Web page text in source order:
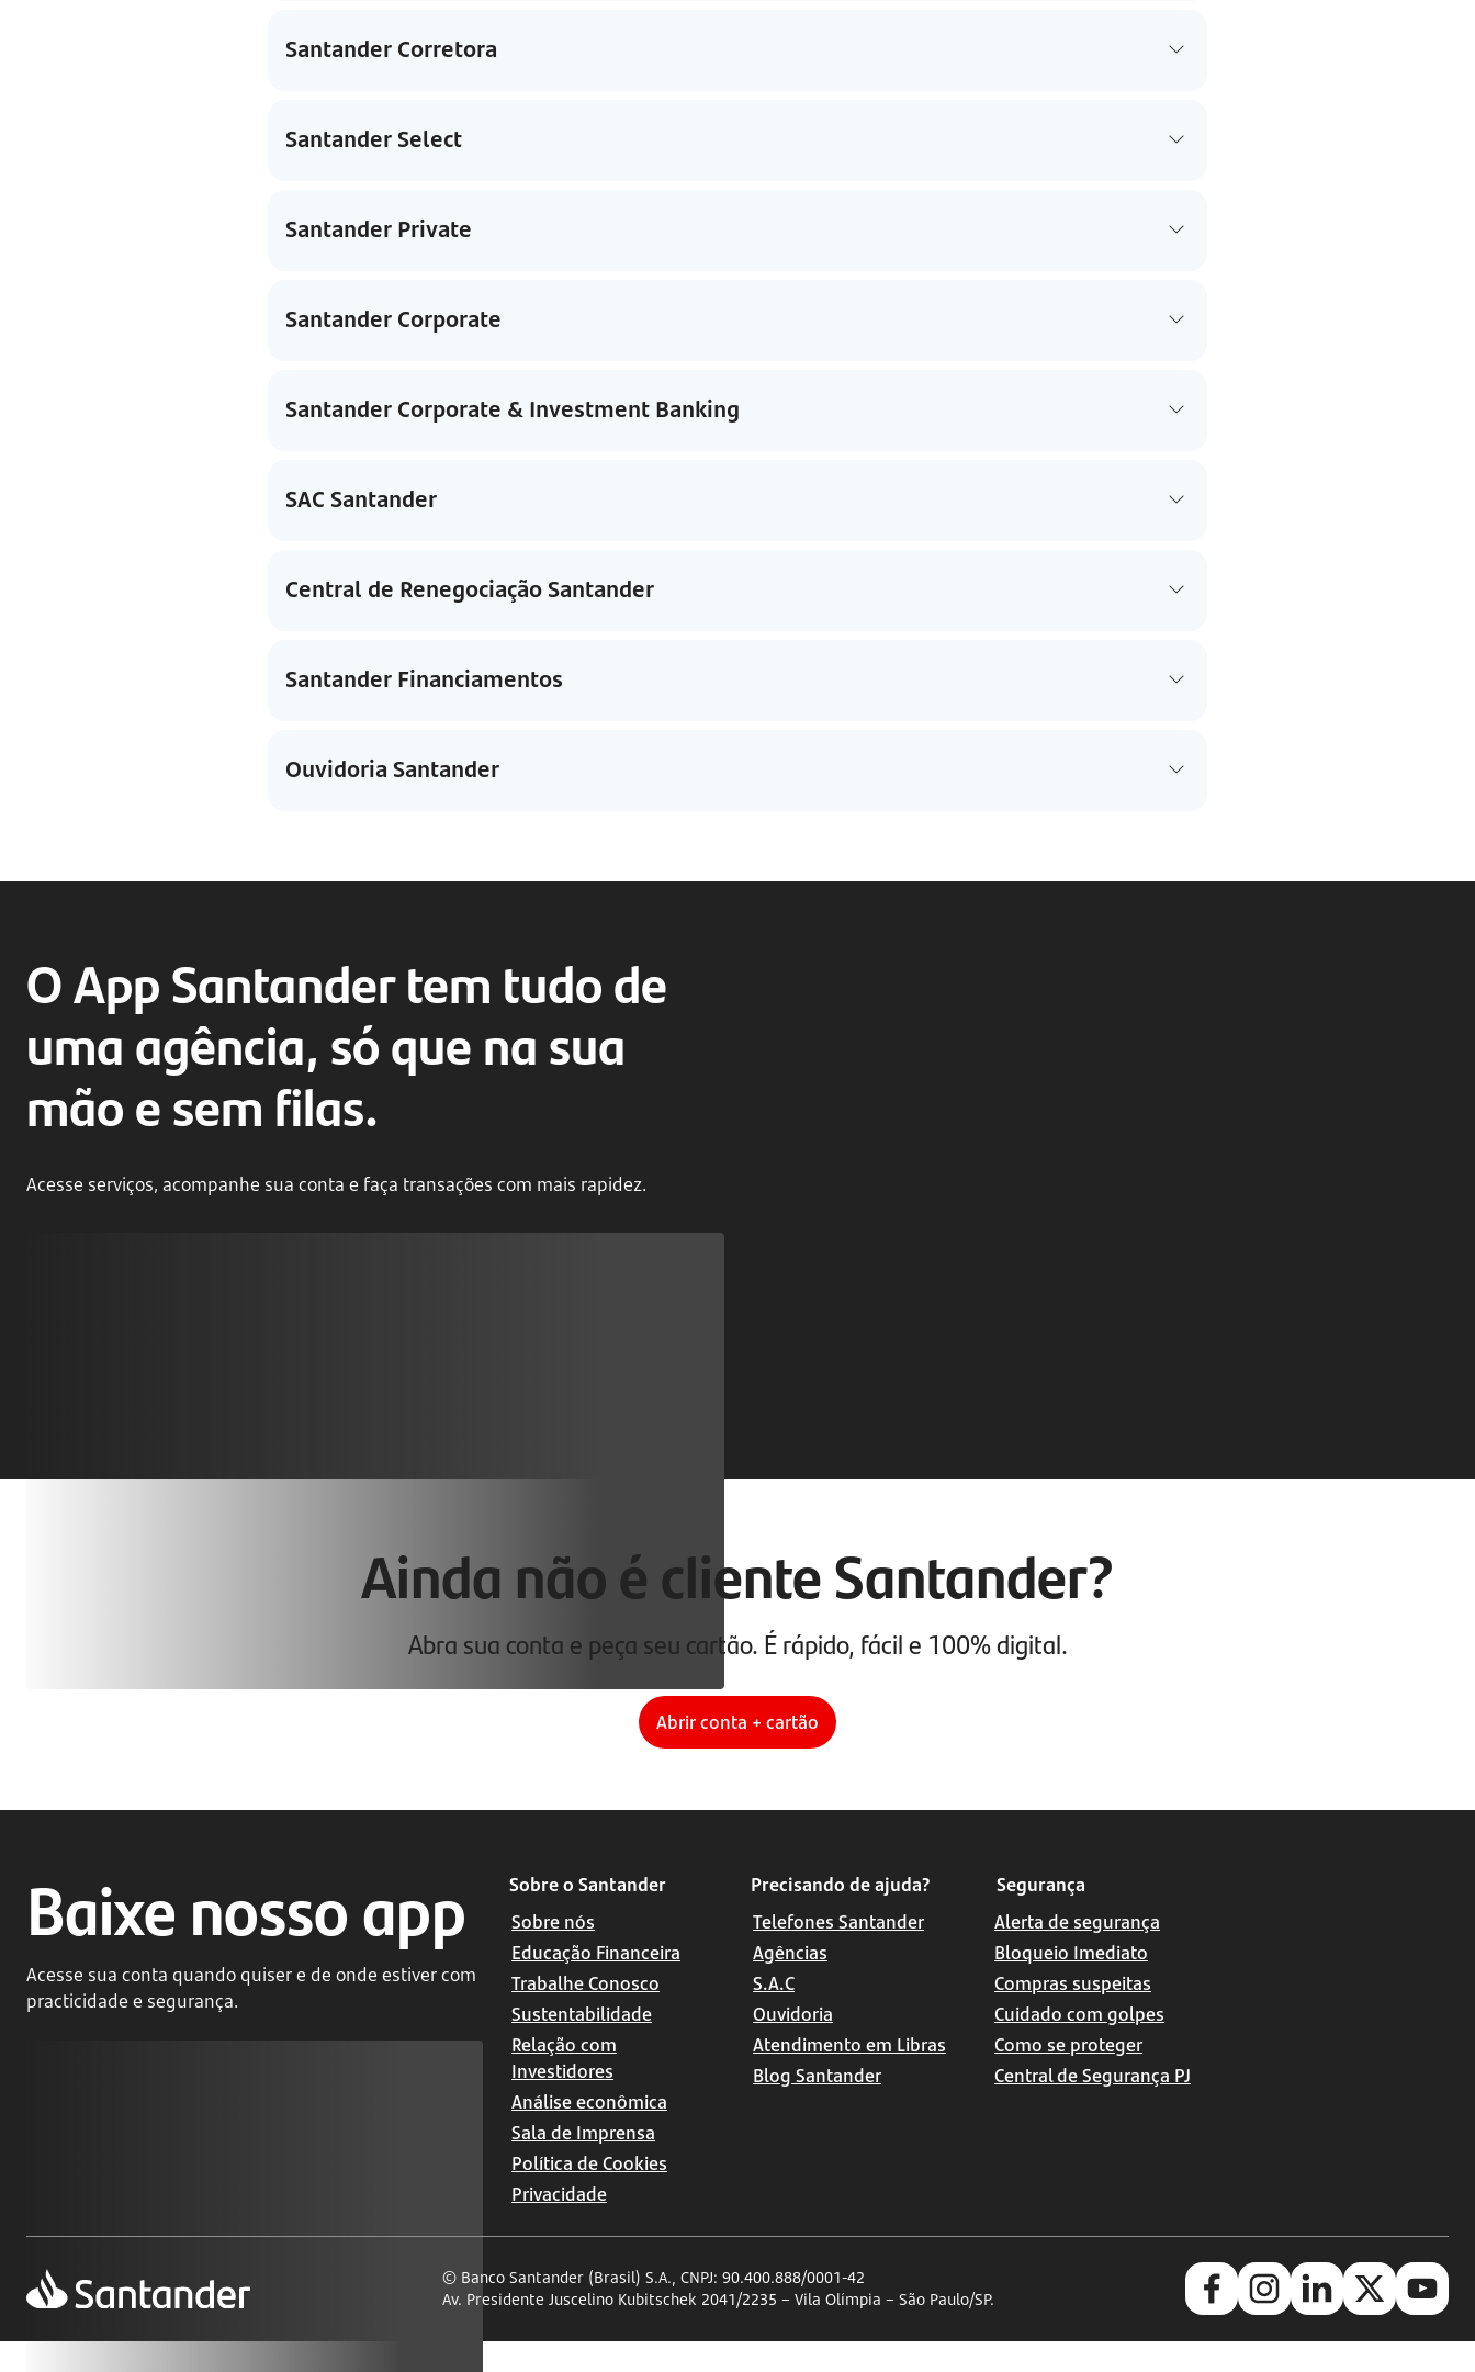
Santander Corretora
Santander Select
Santander Private
Santander Corporate
Santander Corporate & Investment Banking
SAC Santander
Central de Renegociação Santander
Santander Financiamentos
Ouvidoria Santander
O App Santander tem tudo de
uma agência, só que na sua
mão e sem filas.
Acesse serviços, acompanhe sua conta e faça transações com mais rapidez.
Ainda não é cliente Santander?
Abra sua conta e peça seu cartão. É rápido, fácil e 100% digital.
Abrir conta + cartão
Baixe nosso app
Acesse sua conta quando quiser e de onde estiver com
practicidade e segurança.
Sobre o Santander
Sobre nós
Educação Financeira
Trabalhe Conosco
Sustentabilidade
Relação com
Investidores
Análise econômica
Sala de Imprensa
Política de Cookies
Privacidade
Precisando de ajuda?
Telefones Santander
Agências
S.A.C
Ouvidoria
Atendimento em Libras
Blog Santander
Segurança
Alerta de segurança
Bloqueio Imediato
Compras suspeitas
Cuidado com golpes
Como se proteger
Central de Segurança PJ
© Banco Santander (Brasil) S.A., CNPJ: 90.400.888/0001-42
Av. Presidente Juscelino Kubitschek 2041/2235 – Vila Olímpia – São Paulo/SP.